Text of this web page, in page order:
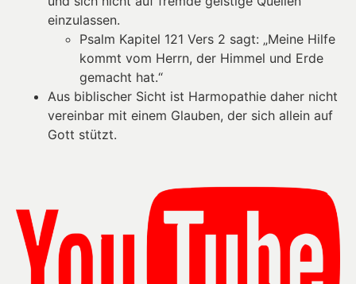
einzulassen.
Psalm Kapitel 121 Vers 2 sagt: „Meine Hilfe
kommt vom Herrn, der Himmel und Erde
gemacht hat.“
Aus biblischer Sicht ist Harmopathie daher nicht
vereinbar mit einem Glauben, der sich allein auf
Gott stützt.